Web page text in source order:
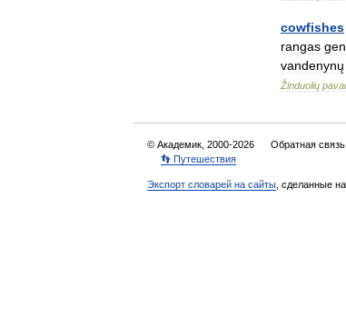
cowfishes
rangas
vandenynų
Žinduolių
© Академик, 2000-2026 Обратная связь:
👣 Путешествия
Экспорт словарей на сайты , сделанные